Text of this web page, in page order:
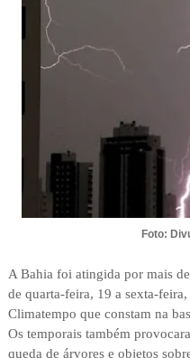
Foto:
A Bahia foi atingida por mais
de quarta-feira, 19 a sexta-
Climatempo que constam na
Os temporais também
queda de árvores e objetos